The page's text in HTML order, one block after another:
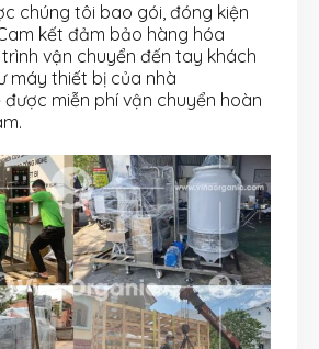
chúng tôi bao gói, đóng kiện
kết đảm bảo hàng hóa
vận chuyển đến tay khách
máy thiết bị của nhà
miễn phí vận chuyển hoàn